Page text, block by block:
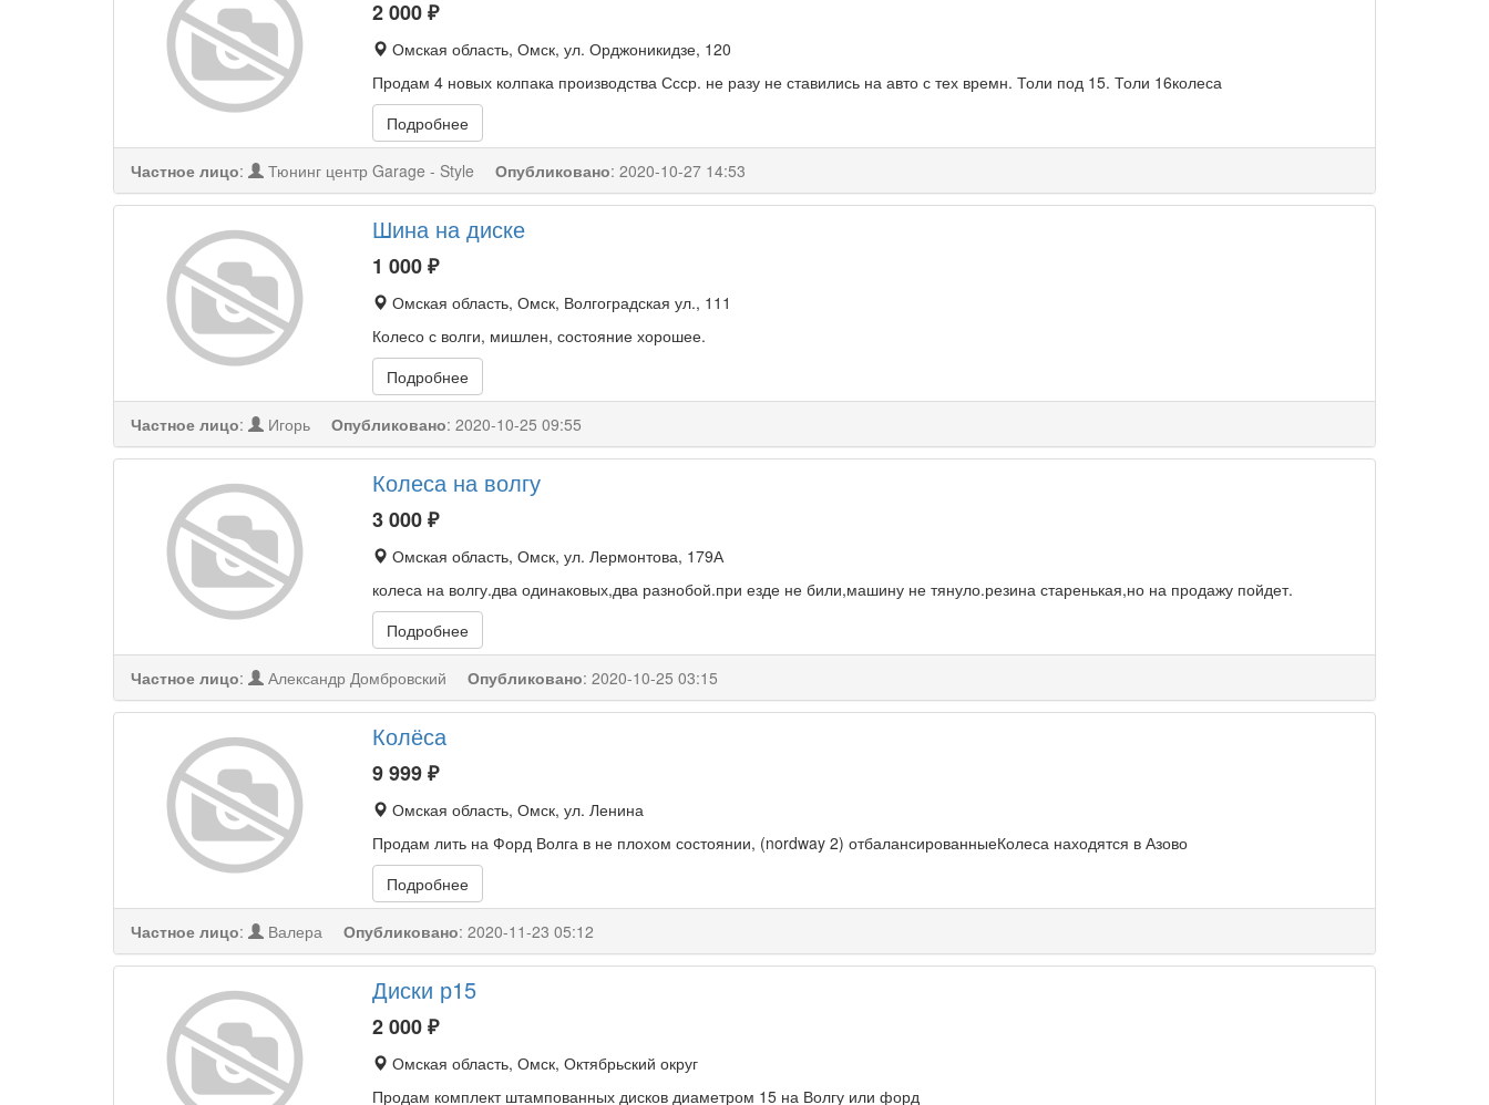
2 000₽
Омская область, Омск, ул. Орджоникидзе, 120
Продам 4 новых колпака производства Ссср. не разу не ставились на авто с тех времн. Толи под 15. Толи 16колеса
Подробнее
Частное лицо: Тюнинг центр Garage - Style Опубликовано: 2020-10-27 14:53
Шина на диске
1 000₽
Омская область, Омск, Волгоградская ул., 111
Колесо с волги, мишлен, состояние хорошее.
Подробнее
Частное лицо: Игорь Опубликовано: 2020-10-25 09:55
Колеса на волгу
3 000₽
Омская область, Омск, ул. Лермонтова, 179А
колеса на волгу.два одинаковых,два разнобой.при езде не били,машину не тянуло.резина старенькая,но на продажу пойдет.
Подробнее
Частное лицо: Александр Домбровский Опубликовано: 2020-10-25 03:15
Колёса
9 999₽
Омская область, Омск, ул. Ленина
Продам лить на Форд Волга в не плохом состоянии, (nordway 2) отбалансированныеКолеса находятся в Азово
Подробнее
Частное лицо: Валера Опубликовано: 2020-11-23 05:12
Диски р15
2 000₽
Омская область, Омск, Октябрьский округ
Продам комплект штампованных дисков диаметром 15 на Волгу или форд